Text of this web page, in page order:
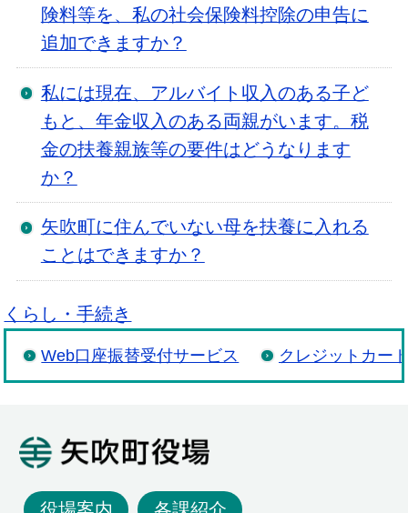
険料等を、私の社会保険料控除の申告に
追加できますか？
私には現在、アルバイト収入のある子ど
もと、年金収入のある両親がいます。税
金の扶養親族等の要件はどうなります
か？
矢吹町に住んでいない母を扶養に入れる
ことはできますか？
くらし・手続き
Web口座振替受付サービス クレジットカー